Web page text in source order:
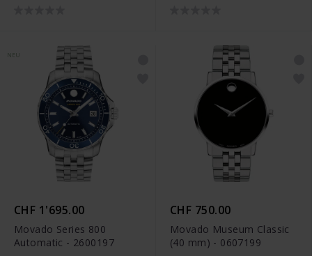
CHF 1'695.00
Movado Series 800
Automatic - 2600197
CHF 750.00
Movado Museum Classic
(40 mm) - 0607199